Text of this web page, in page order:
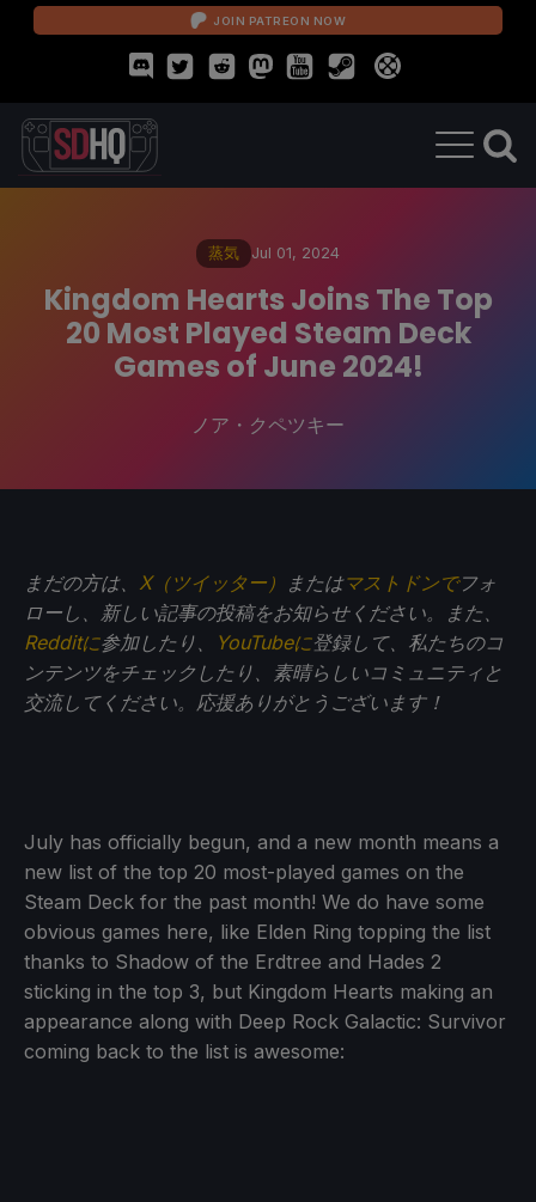
JOIN PATREON NOW
蒸気 Jul 01, 2024
Kingdom Hearts Joins The Top
20 Most Played Steam Deck
Games of June 2024!
ノア・クペツキー
まだの方は、 X（ツイッター） またはマストドンでフォ
ローし、新しい記事の投稿をお知らせください。また、
Redditに参加したり、 YouTubeに登録して、私たちのコ
ンテンツをチェックしたり、素晴らしいコミュニティと
交流してください。応援ありがとうございます！
July has officially begun, and a new month means a
new list of the top 20 most-played games on the
Steam Deck for the past month! We do have some
obvious games here, like Elden Ring topping the list
thanks to Shadow of the Erdtree and Hades 2
sticking in the top 3, but Kingdom Hearts making an
appearance along with Deep Rock Galactic: Survivor
coming back to the list is awesome: